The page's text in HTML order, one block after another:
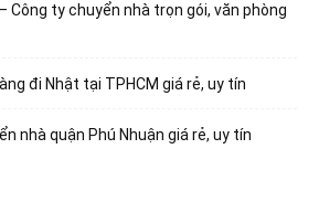
Công ty chuyển nhà trọn gói, văn phòng
đi Nhật tại TPHCM giá rẻ, uy tín
nhà quận Phú Nhuận giá rẻ, uy tín